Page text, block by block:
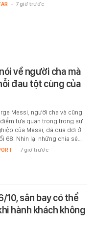
- 7 giờ trước
về người cha mà
đau tột cùng của
Messi, người cha và cũng
tựa quan trọng trong sự
của Messi, đã qua đời ở
68. Nhìn lại những chia sẻ…
- 7 giờ trước
10, sân bay có thể
hành khách không